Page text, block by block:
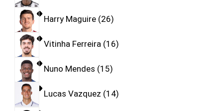
Harry Maguire 26
Vitinha Ferreira 16
Nuno Mendes 15
Lucas Vazquez 14